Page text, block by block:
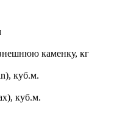
каменку, кг
куб.м.
куб.м.